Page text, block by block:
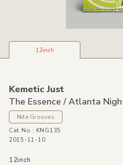
12inch
Kemetic Just
The Essence /Atlanta
Nite Grooves
Cat No.: KNG135
2015-11-10
12inch